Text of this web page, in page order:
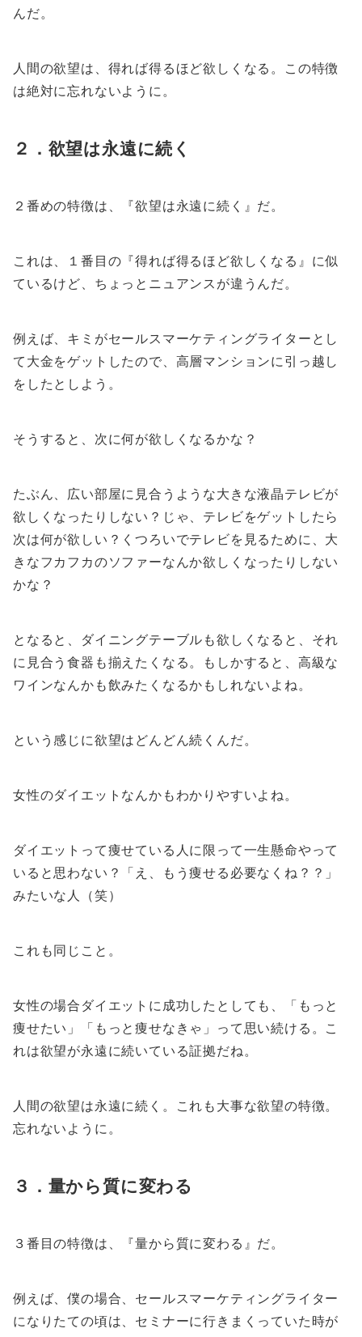
んだ。
人間の欲望は、得れば得るほど欲しくなる。この特徴
は絶対に忘れないように。
２．欲望は永遠に続く
２番めの特徴は、『欲望は永遠に続く』だ。
これは、１番目の『得れば得るほど欲しくなる』に似
ているけど、ちょっとニュアンスが違うんだ。
例えば、キミがセールスマーケティングライターとし
て大金をゲットしたので、高層マンションに引っ越し
をしたとしよう。
そうすると、次に何が欲しくなるかな？
たぶん、広い部屋に見合うような大きな液晶テレビが
欲しくなったりしない？じゃ、テレビをゲットしたら
次は何が欲しい？くつろいでテレビを見るために、大
きなフカフカのソファーなんか欲しくなったりしない
かな？
となると、ダイニングテーブルも欲しくなると、それ
に見合う食器も揃えたくなる。もしかすると、高級な
ワインなんかも飲みたくなるかもしれないよね。
という感じに欲望はどんどん続くんだ。
女性のダイエットなんかもわかりやすいよね。
ダイエットって痩せている人に限って一生懸命やって
いると思わない？「え、もう痩せる必要なくね？？」
みたいな人（笑）
これも同じこと。
女性の場合ダイエットに成功したとしても、「もっと
痩せたい」「もっと痩せなきゃ」って思い続ける。こ
れは欲望が永遠に続いている証拠だね。
人間の欲望は永遠に続く。これも大事な欲望の特徴。
忘れないように。
３．量から質に変わる
３番目の特徴は、『量から質に変わる』だ。
例えば、僕の場合、セールスマーケティングライター
になりたての頃は、セミナーに行きまくっていた時が